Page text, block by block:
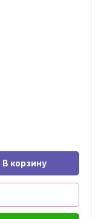
В корзину